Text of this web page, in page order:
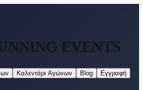
EVENTS
Καλεντάρι Αγώνων Blog
Εγγραφή